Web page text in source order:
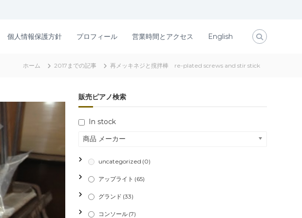
個人情報保護方針 プロフィール 営業時間とアクセス English
ホーム 2017までの記事 再メッキネジと撹拌棒 re-plated screws and stir stick
販売ピアノ検索
In stock
商品 メーカー
uncategorized (0)
アップライト (65)
グランド (33)
コンソール (7)